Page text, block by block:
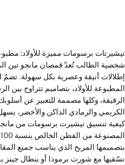
تيشيرتات برسومات مميزة للأولاد:
شخصية الطالب تُعدّ قمصان مانجو تين
إطلالات أنيقة وعصرية بكل سهولة.
المطبوعة للأولاد، بتصاميم تتراوح بين
الرقيقة، وكلها مصممة للتعبير عن
الكريمي والرمادي الداكن والأخضر،
كيفية تنسيق تيشيرت برسومات من
نسّقيها مع شورت برمودا أو بنطال جينز